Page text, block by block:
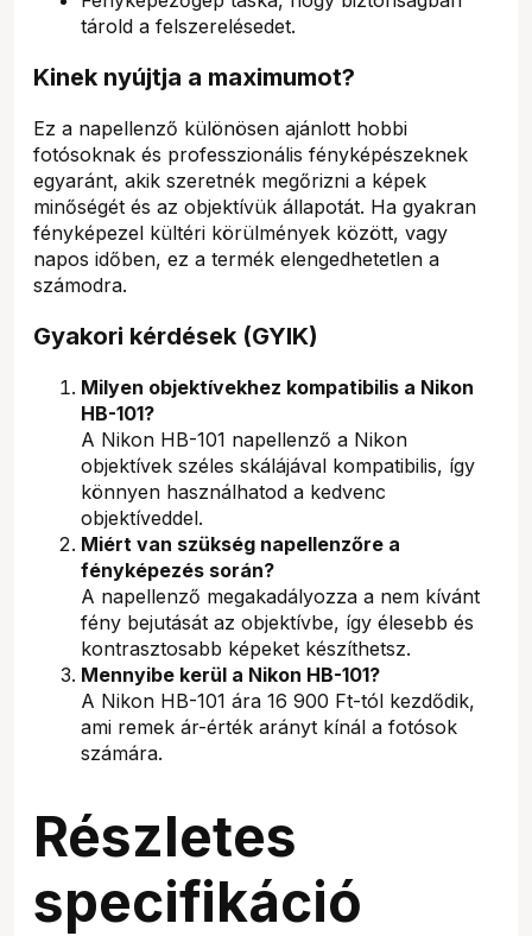
tárold a felszerelésedet.
Kinek nyújtja a maximumot?
Ez a napellenző különösen ajánlott hobbi
fotósoknak és professzionális fényképészeknek
egyaránt, akik szeretnék megőrizni a képek
minőségét és az objektívük állapotát. Ha gyakran
fényképezel kültéri körülmények között, vagy
napos időben, ez a termék elengedhetetlen a
számodra.
Gyakori kérdések (GYIK)
Milyen objektívekhez kompatibilis a Nikon
HB-101?
A Nikon HB-101 napellenző a Nikon
objektívek széles skálájával kompatibilis, így
könnyen használhatod a kedvenc
objektíveddel.
Miért van szükség napellenzőre a
fényképezés során?
A napellenző megakadályozza a nem kívánt
fény bejutását az objektívbe, így élesebb és
kontrasztosabb képeket készíthetsz.
Mennyibe kerül a Nikon HB-101?
A Nikon HB-101 ára 16 900 Ft-tól kezdődik,
ami remek ár-érték arányt kínál a fotósok
számára.
Részletes
specifikáció